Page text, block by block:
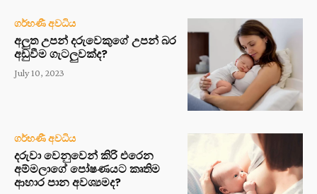
ගර්භණී අවධිය
අලුත උපන් දරුවෙකුගේ උපන් බර
අඩුවීම ගැටලුවක්ද?
July 10, 2023
ගර්භණී අවධිය
දරුවා වෙනුවෙන් කිරි එරෙන
අම්මලාගේ පෝෂණයට කෘතිම
ආහාර පාන අවශ්‍යමද?